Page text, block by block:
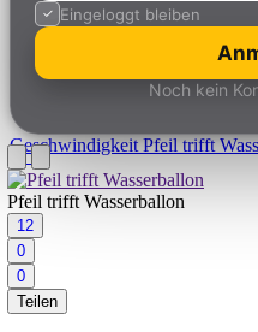
Eingeloggt bleiben
Noch kein
GeschwindigkeitPfeil trifft
Pfeil trifft Wasserballon
12
0
0
Teilen